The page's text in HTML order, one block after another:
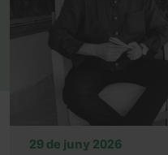
29 de juny 2026